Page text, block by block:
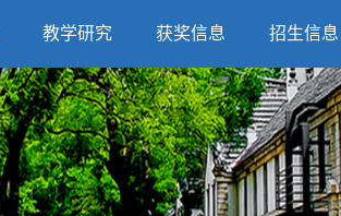
教学研究 获奖信息 招生信息